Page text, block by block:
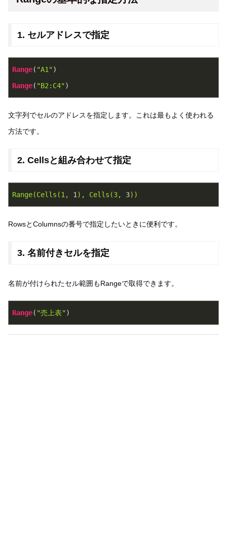
1. セルアドレスで指定
Range( "A1")
Range( "B2:C4")
文字列でセルのアドレスを指定します。これは最もよく使われる
方法です。
2. Cellsと組み合わせて指定
Range(Cells(1, 1 ), Cells(3, 3))
RowsとColumnsの番号で指定したいときに便利です。
3. 名前付きセルを指定
名前が付けられたセル範囲もRangeで取得できます。
Range( "売上表")